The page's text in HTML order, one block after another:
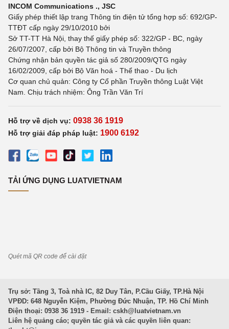
INCOM Communications ., JSC
Giấy phép thiết lập trang Thông tin điện tử tổng hợp số: 692/GP-
TTĐT cấp ngày 29/10/2010 bởi
Sở TT-TT Hà Nội, thay thế giấy phép số: 322/GP - BC, ngày
26/07/2007, cấp bởi Bộ Thông tin và Truyền thông
Chứng nhận bản quyền tác giả số 280/2009/QTG ngày
16/02/2009, cấp bởi Bộ Văn hoá - Thể thao - Du lịch
Cơ quan chủ quản: Công ty Cổ phần Truyền thông Luật Việt
Nam. Chịu trách nhiệm: Ông Trần Văn Trí
Hỗ trợ về dịch vụ: 0938 36 1919
Hỗ trợ giải đáp pháp luật: 1900 6192
TẢI ỨNG DỤNG LUATVIETNAM
Quét mã QR code để cài đặt
Trụ sở: Tầng 3, Toà nhà IC, 82 Duy Tân, P.Cầu Giấy, TP.Hà Nội
VPĐD: 648 Nguyễn Kiệm, Phường Đức Nhuận, TP. Hồ Chí Minh
Điện thoại: 0938 36 1919 - Email: cskh@luatvietnam.vn
Liên hệ quảng cáo; quyền tác giả và các quyền liên quan: